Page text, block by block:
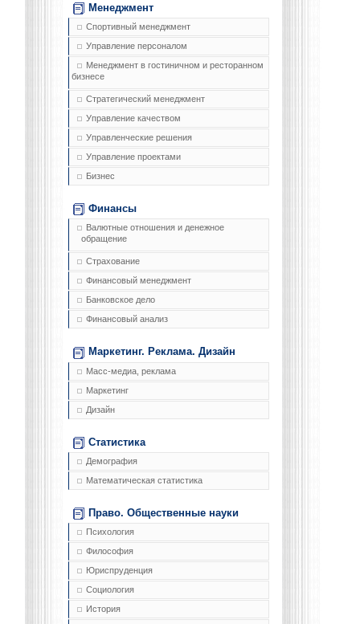
Менеджмент
Спортивный менеджмент
Управление персоналом
Менеджмент в гостиничном и ресторанном
бизнесе
Стратегический менеджмент
Управление качеством
Управленческие решения
Управление проектами
Бизнес
Финансы
Валютные отношения и денежное
обращение
Страхование
Финансовый менеджмент
Банковское дело
Финансовый анализ
Маркетинг. Реклама. Дизайн
Масс-медиа, реклама
Маркетинг
Дизайн
Статистика
Демография
Математическая статистика
Право. Общественные науки
Психология
Философия
Юриспруденция
Социология
История